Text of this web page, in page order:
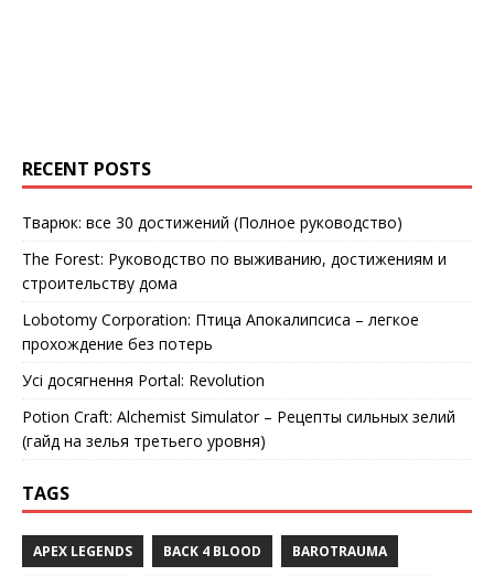
RECENT POSTS
Тварюк: все 30 достижений (Полное руководство)
The Forest: Руководство по выживанию, достижениям и
строительству дома
Lobotomy Corporation: Птица Апокалипсиса – легкое
прохождение без потерь
Усі досягнення Portal: Revolution
Potion Craft: Alchemist Simulator – Рецепты сильных зелий
(гайд на зелья третьего уровня)
TAGS
APEX LEGENDS BACK 4 BLOOD BAROTRAUMA